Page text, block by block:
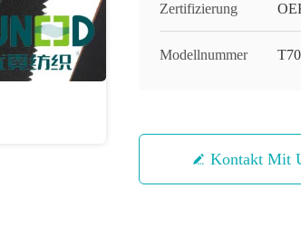
Zertifizierung
Modellnummer
Kontakt Mit